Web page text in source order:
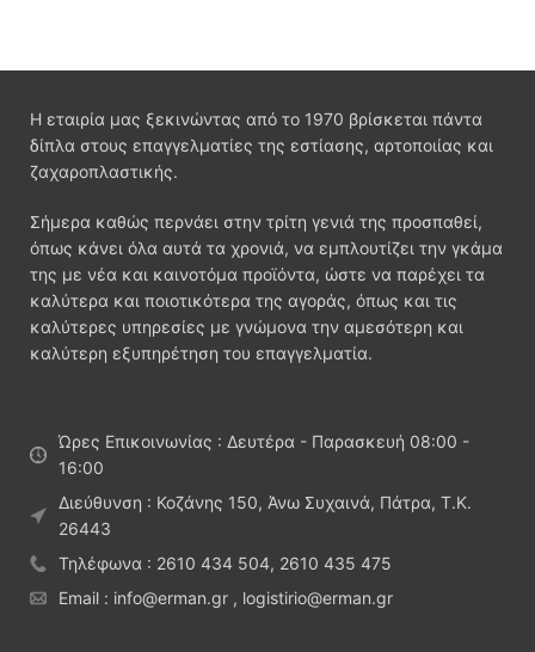
Η εταιρία μας ξεκινώντας από το 1970 βρίσκεται πάντα
δίπλα στους επαγγελματίες της εστίασης, αρτοποιίας και
ζαχαροπλαστικής.
Σήμερα καθώς περνάει στην τρίτη γενιά της προσπαθεί,
όπως κάνει όλα αυτά τα χρονιά, να εμπλουτίζει την γκάμα
της με νέα και καινοτόμα προϊόντα, ώστε να παρέχει τα
καλύτερα και ποιοτικότερα της αγοράς, όπως και τις
καλύτερες υπηρεσίες με γνώμονα την αμεσότερη και
καλύτερη εξυπηρέτηση του επαγγελματία.
Ώρες Επικοινωνίας : Δευτέρα - Παρασκευή 08:00 -
16:00
Διεύθυνση : Κοζάνης 150, Άνω Συχαινά, Πάτρα, Τ.Κ.
26443
Τηλέφωνα : 2610 434 504, 2610 435 475
Email : info@erman.gr , logistirio@erman.gr